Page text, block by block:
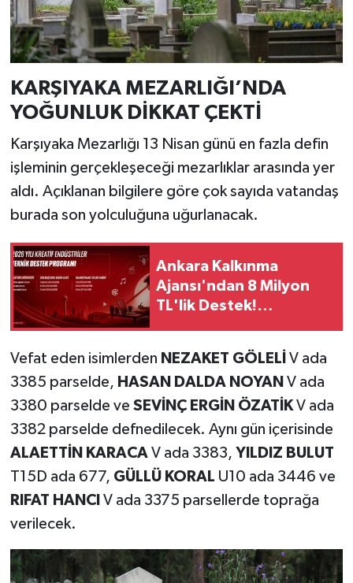
KARŞIYAKA MEZARLIĞI’NDA
YOĞUNLUK DİKKAT ÇEKTİ
Karşıyaka Mezarlığı 13 Nisan günü en fazla defin
işleminin gerçekleşeceği mezarlıklar arasında yer
aldı. Açıklanan bilgilere göre çok sayıda vatandaş
burada son yolculuğuna uğurlanacak.
Ankara Kalkınma
Ajansı'ndan 8 Milyon
TL'lik Destek!
Vefat eden isimlerden NEZAKET GÖLELİ V ada
3385 parselde, HASAN DALDA NOYAN V ada
3380 parselde ve SEVİNÇ ERGİN ÖZATİKV ada
3382 parselde defnedilecek. Aynı gün içerisinde
ALAETTİN KARACAV ada 3383, YILDIZ BULUT
T15D ada 677, GÜLLÜ KORAL U10 ada 3446 ve
RIFAT HANCI V ada 3375 parsellerde toprağa
verilecek.